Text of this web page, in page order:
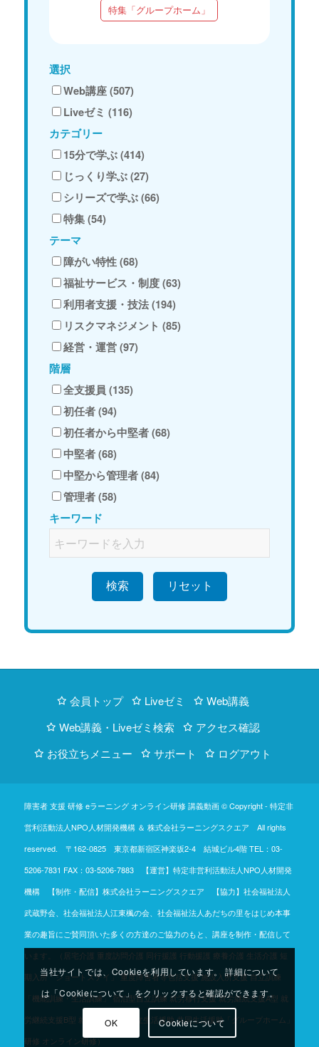
特集「グループホーム」
選択
Web講座 (507)
Liveゼミ (116)
カテゴリー
15分で学ぶ (414)
じっくり学ぶ (27)
シリーズで学ぶ (66)
特集 (54)
テーマ
障がい特性 (68)
福祉サービス・制度 (63)
利用者支援・技法 (194)
リスクマネジメント (85)
経営・運営 (97)
階層
全支援員 (135)
初任者 (94)
初任者から中堅者 (68)
中堅者 (68)
中堅から管理者 (84)
管理者 (58)
キーワード
検索
会員トップ Liveゼミ
Web講義
Web講義・Liveゼミ検索
アクセス確認
お役立ちメニュー
サポート ログアウト
障害者 支援 研修 eラーニング オンライン研修 講義動画 © Copyright - 特定非
営利活動法人NPO人材開発機構＆ 株式会社ラーニングスクエア All rights
reserved. 〒162-0825 東京都新宿区神楽坂2-4 結城ビル4階TEL：03-
5206-7831 FAX：03-5206-7883 【運営】特定非営利活動法人NPO人材開発
機構 【制作・配信】株式会社ラーニングスクエア 【協力】社会福祉法人
武蔵野会、社会福祉法人江東楓の会、社会福祉法人あだちの里をはじめ本事
業の趣旨にご賛同頂いた多くの方達のご協力のもと、講座を制作・配信して
います。（居宅介護 重度訪問介護 同行援護 行動援護 療養介護 生活介護 短
期入所「ショートステイ」 重度障害者等包括支援 施設入所支援 自立訓練
「機能訓練・生活訓練」 宿泊型自立訓練 就労移行支援 就労継続支援A型 就
労継続支援B型 就労定着支援 自立生活援助 共同生活援助「グループホーム」
研修 オンライン研修）
当社サイトでは、Cookieを利用しています。 詳細について
は「Cookieについて」をクリックすると確認ができます。
OK Cookieについて